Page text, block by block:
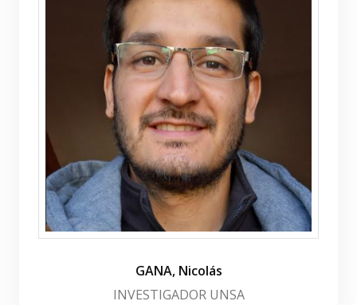
GANA, Nicolás
INVESTIGADOR UNSA